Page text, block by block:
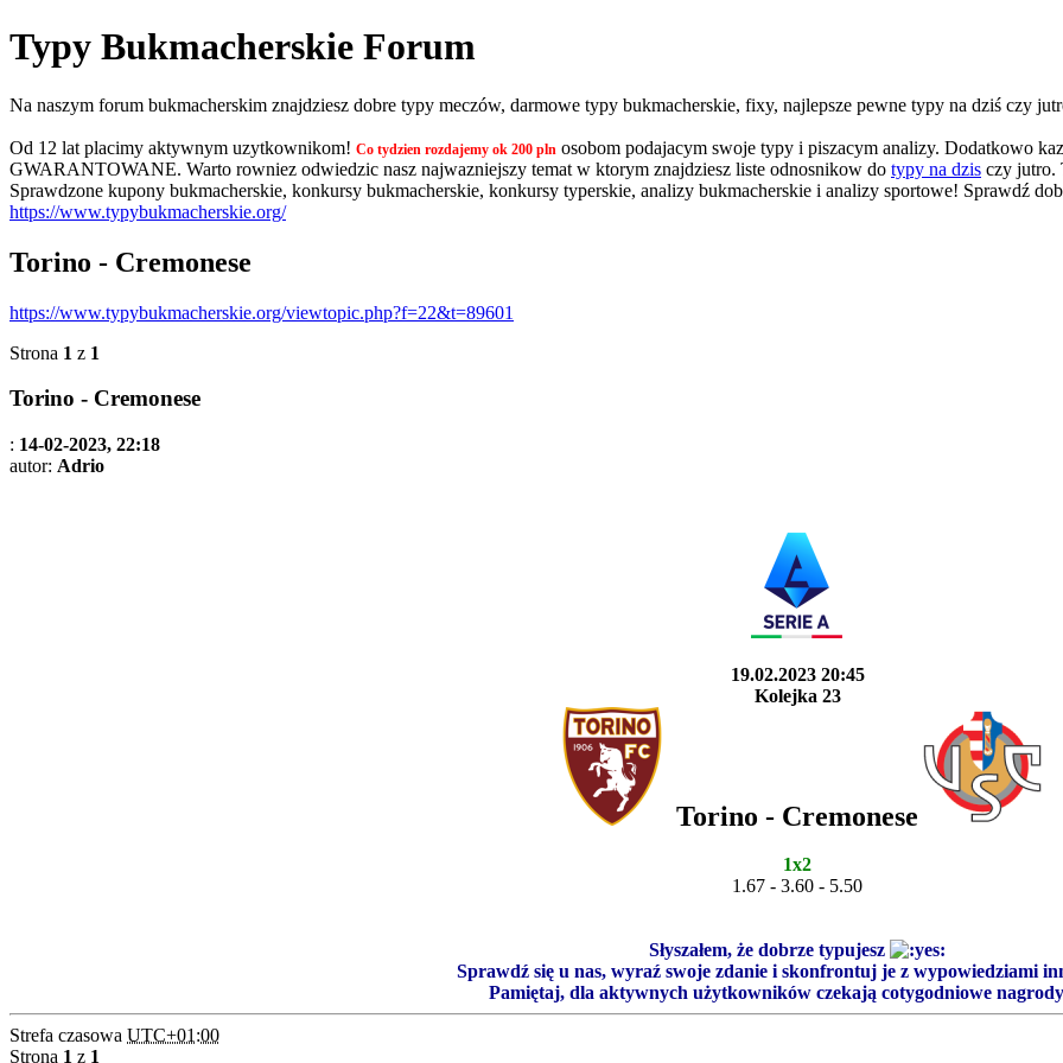
Typy Bukmacherskie Forum
Na naszym forum bukmacherskim znajdziesz dobre typy meczów, darmowe typy bukmacherskie, fixy, najlepsze pewne typy na dziś czy
Od 12 lat placimy aktywnym uzytkownikom! Co tydzien rozdajemy ok 200 pln osobom podajacym swoje typy i piszacym analizy. Dodatkowo
GWARANTOWANE. Warto rowniez odwiedzic nasz najwazniejszy temat w ktorym znajdziesz liste odnosnikow do typy na dzis czy jutro.
Sprawdzone kupony bukmacherskie, konkursy bukmacherskie, konkursy typerskie, analizy bukmacherskie i analizy sportowe! Sprawdź
https://www.typybukmacherskie.org/
Torino - Cremonese
https://www.typybukmacherskie.org/viewtopic.php?f=22&t=89601
Strona 1 z 1
Torino - Cremonese
: 14-02-2023, 22:18
autor: Adrio
19.02.2023 20:45
Kolejka 23
Torino - Cremonese
1x2
1.67 - 3.60 - 5.50
Słyszałem, że dobrze typujesz
Sprawdź się u nas, wyraź swoje zdanie i skonfrontuj je z wypowiedziami
Pamiętaj, dla aktywnych użytkowników czekają cotygodniowe nagrody
Strefa czasowa UTC+01:00
Strona 1 z 1